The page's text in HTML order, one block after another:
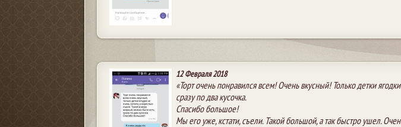
12 Февраля 2018
«Торт очень понравился всем! Очень вкусный! Только детки
сразу по два кусочка.
Спасибо большое!
Мы его уже, кстати, съели. Такой большой, а так быстро ушел.